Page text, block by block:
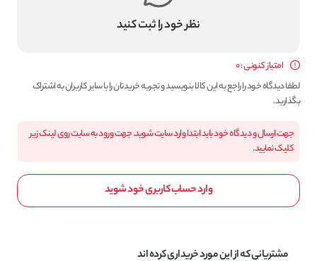
نظر خود را ثبت کنید
امتیاز کنونی : 0
لطفا دیدگاه خود را راجع به این کالا بنویسید و تجربه خریدتان را با سایر کاربران به اشتراک
بگذارید.
جهت ارسال و دیدگاه خود باید ابتدا وارد سایت شوید. جهت ورود به سایت روی لینک زیر
کلیک نمایید.
وارد حساب کاربری خود شوید
مشتریانی که از این مورد خریداری کرده اند